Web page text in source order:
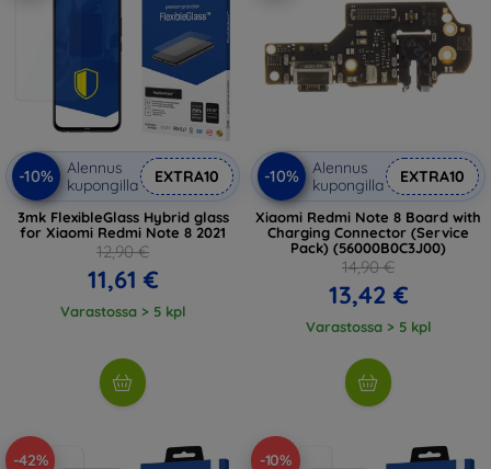
-10%
Alennus
kupongilla
EXTRA10
3mk FlexibleGlass Hybrid glass
for Xiaomi Redmi Note 8 2021
12,90 €
11,61 €
Varastossa > 5 kpl
-10%
Alennus
kupongilla
EXTRA10
Xiaomi Redmi Note 8 Board with
Charging Connector (Service
Pack) (56000B0C3J00)
14,90 €
13,42 €
Varastossa > 5 kpl
-42% -10%